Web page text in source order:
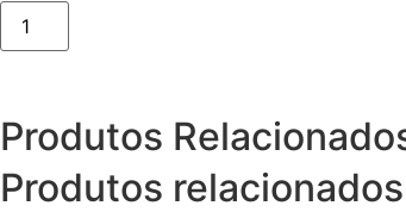
Produtos
Produtos relacionados